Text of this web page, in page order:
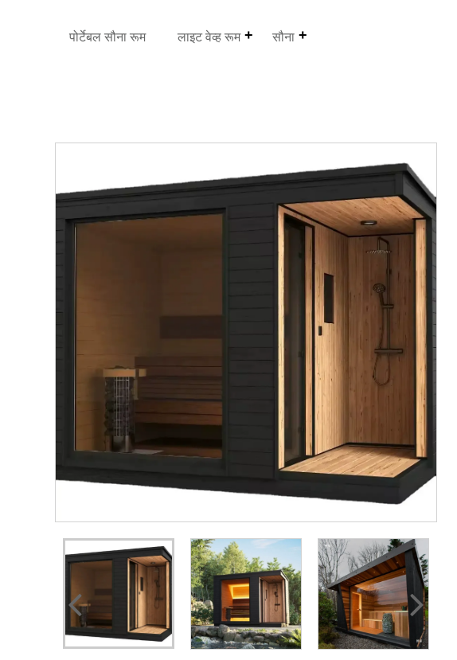
पोर्टेबल सौना रूम लाइट वेव्ह रूम सौना